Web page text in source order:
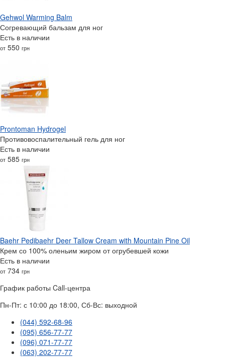
Gehwol Warming Balm
Согревающий бальзам для ног
Есть в наличии
от 550 грн
Prontoman Hydrogel
Противовоспалительный гель для ног
Есть в наличии
от 585 грн
Baehr Pedibaehr Deer Tallow Cream with Mountain Pine Oil
Крем со 100% оленьим жиром от огрубевшей кожи
Есть в наличии
от 734 грн
График работы Call-центра
Пн-Пт: с 10:00 до 18:00, Сб-Вс: выходной
(044) 592-68-96
(095) 656-77-77
(096) 071-77-77
(063) 202-77-77